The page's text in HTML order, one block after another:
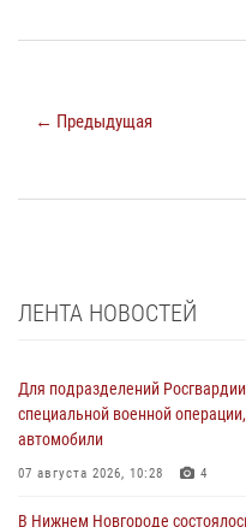
← Предыдущая
ЛЕНТА НОВОСТЕЙ
Для подразделений
специальной военной
автомобили
07 августа 2026, 10:28 4
В Нижнем Новгороде